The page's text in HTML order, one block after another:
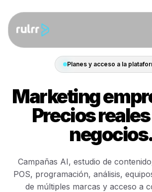
Planes y acceso a la
Marketing
Precios
Campañas AI, estudio de
POS, programación, análisis,
de múltiples marcas y acceso a